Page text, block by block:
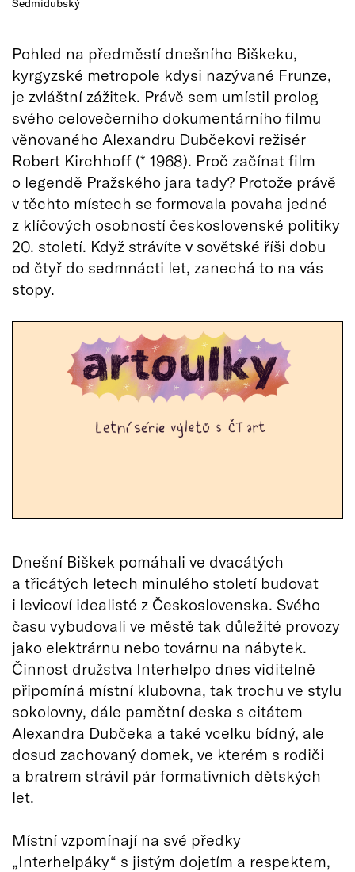
Sedmidubský
Pohled na předměstí dnešního Biškeku,
kyrgyzské metropole kdysi nazývané Frunze,
je zvláštní zážitek. Právě sem umístil prolog
svého celovečerního dokumentárního filmu
věnovaného Alexandru Dubčekovi režisér
Robert Kirchhoff (* 1968). Proč začínat film
o legendě Pražského jara tady? Protože právě
v těchto místech se formovala povaha jedné
z klíčových osobností československé politiky
20. století. Když strávíte v sovětské říši dobu
od čtyř do sedmnácti let, zanechá to na vás
stopy.
Dnešní Biškek pomáhali ve dvacátých
a třicátých letech minulého století budovat
i levicoví idealisté z Československa. Svého
času vybudovali ve městě tak důležité provozy
jako elektrárnu nebo továrnu na nábytek.
Činnost družstva Interhelpo dnes viditelně
připomíná místní klubovna, tak trochu ve stylu
sokolovny, dále pamětní deska s citátem
Alexandra Dubčeka a také vcelku bídný, ale
dosud zachovaný domek, ve kterém s rodiči
a bratrem strávil pár formativních dětských
let.
Místní vzpomínají na své předky
„Interhelpáky“ s jistým dojetím a respektem,